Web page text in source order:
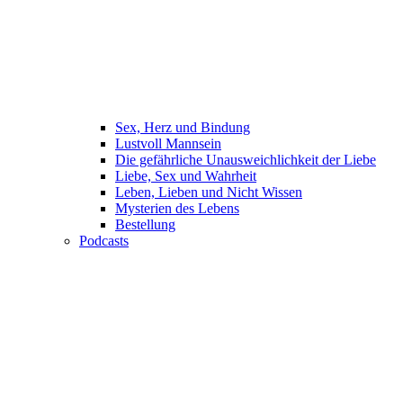
Sex, Herz und Bindung
Lustvoll Mannsein
Die gefährliche Unausweichlichkeit der Liebe
Liebe, Sex und Wahrheit
Leben, Lieben und Nicht Wissen
Mysterien des Lebens
Bestellung
Podcasts